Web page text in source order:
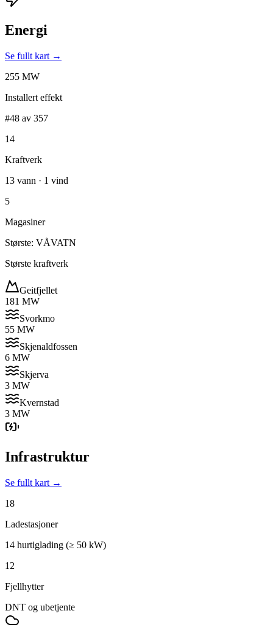
Energi
Se fullt kart →
255 MW
Installert effekt
#48 av 357
14
Kraftverk
13 vann · 1 vind
5
Magasiner
Største: VÅVATN
Største kraftverk
Geitfjellet
181 MW
Svorkmo
55 MW
Skjenaldfossen
6 MW
Skjerva
3 MW
Kvernstad
3 MW
Infrastruktur
Se fullt kart →
18
Ladestasjoner
14 hurtiglading (≥ 50 kW)
12
Fjellhytter
DNT og ubetjente